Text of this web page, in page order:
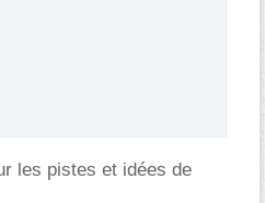
les pistes et idées de